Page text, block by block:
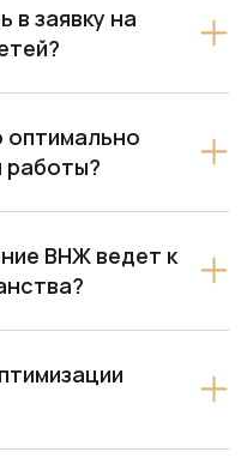
в заявку на
оптимально
работы?
ВНЖ ведет к